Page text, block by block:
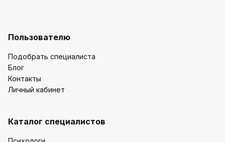
Пользователю
Подобрать специалиста
Блог
Контакты
Личный кабинет
Каталог специалистов